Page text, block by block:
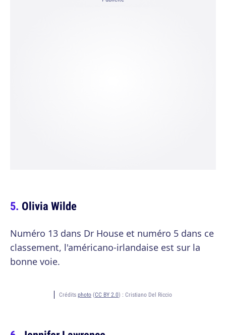
Olivia Wilde
Numéro 13 dans Dr House et numéro 5 dans ce
classement, l'américano-irlandaise est sur la
bonne voie.
Crédits photo (CC BY 2.0) : Cristiano Del Riccio